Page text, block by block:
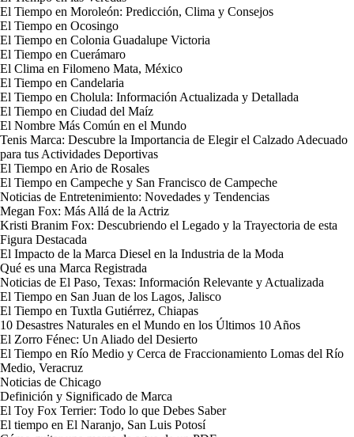
El Tiempo en Moroleón: Predicción, Clima y Consejos
El Tiempo en Ocosingo
El Tiempo en Colonia Guadalupe Victoria
El Tiempo en Cuerámaro
El Clima en Filomeno Mata, México
El Tiempo en Candelaria
El Tiempo en Cholula: Información Actualizada y Detallada
El Tiempo en Ciudad del Maíz
El Nombre Más Común en el Mundo
Tenis Marca: Descubre la Importancia de Elegir el Calzado Adecuado
para tus Actividades Deportivas
El Tiempo en Ario de Rosales
El Tiempo en Campeche y San Francisco de Campeche
Noticias de Entretenimiento: Novedades y Tendencias
Megan Fox: Más Allá de la Actriz
Kristi Branim Fox: Descubriendo el Legado y la Trayectoria de esta
Figura Destacada
El Impacto de la Marca Diesel en la Industria de la Moda
Qué es una Marca Registrada
Noticias de El Paso, Texas: Información Relevante y Actualizada
El Tiempo en San Juan de los Lagos, Jalisco
El Tiempo en Tuxtla Gutiérrez, Chiapas
10 Desastres Naturales en el Mundo en los Últimos 10 Años
El Zorro Fénec: Un Aliado del Desierto
El Tiempo en Río Medio y Cerca de Fraccionamiento Lomas del Río
Medio, Veracruz
Noticias de Chicago
Definición y Significado de Marca
El Toy Fox Terrier: Todo lo que Debes Saber
El tiempo en El Naranjo, San Luis Potosí